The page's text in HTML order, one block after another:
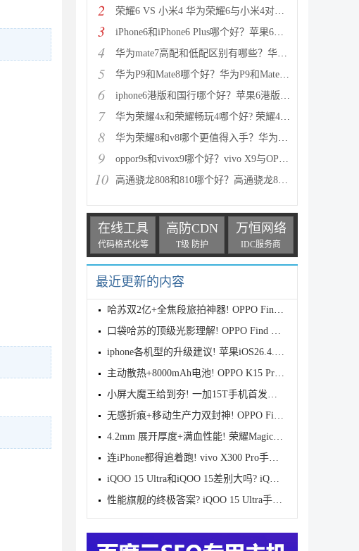
2 荣耀6 VS 小米4 华为荣耀6与小米4对比评测（详细全面
3 iPhone6和iPhone6 Plus哪个好？苹果6和iPhone6 Plus区
4 华为mate7高配和低配区别有哪些？华为mate7低配(标准
5 华为P9和Mate8哪个好？华为P9和Mate8详细对比评测
6 iphone6港版和国行哪个好？苹果6港版和国行区别对比评
7 华为荣耀4x和荣耀畅玩4哪个好? 荣耀4x和荣耀畅玩4区别
8 华为荣耀8和v8哪个更值得入手？华为荣耀v8和荣耀8全面
9 oppor9s和vivox9哪个好？vivo X9与OPPO R9s区别对比深
10 高通骁龙808和810哪个好？高通骁龙808和810区别对比评
在线工具
代码格式化等
高防CDN
T级 防护
万恒网络
IDC服务商
最近更新的内容
哈苏双2亿+全焦段旅拍神器! OPPO Find X9s Pro首发全
口袋哈苏的顶级光影理解! OPPO Find X9 Ultra首发评测
iphone各机型的升级建议! 苹果iOS26.4.1正式版续航测
主动散热+8000mAh电池! OPPO K15 Pro首发评测
小屏大魔王给到夯! 一加15T手机首发测评
无感折痕+移动生产力双封神! OPPO Find N6首发测评
4.2mm 展开厚度+满血性能! 荣耀Magic V6首发测评
连iPhone都得追着跑! vivo X300 Pro手机首发评测
iQOO 15 Ultra和iQOO 15差别大吗? iQOO 15/Ultra区别
性能旗舰的终极答案? iQOO 15 Ultra手机全面评测